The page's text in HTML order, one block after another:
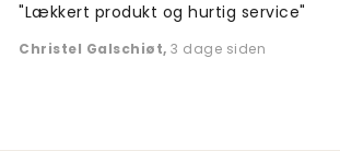
"Lækkert produkt og hurtig service"
Christel Galschiøt, 3 dage siden